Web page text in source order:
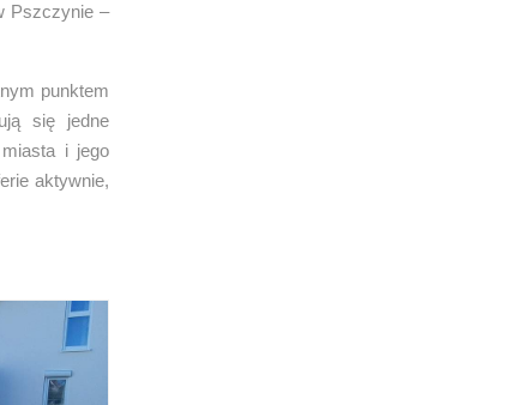
Pszczynie –
punktem
się jedne
i jego
aktywnie,